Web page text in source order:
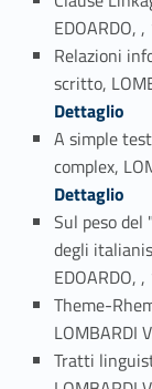
EDOARDO,
Relazioni
scritto,
Dettaglio
A simple
complex,
Dettaglio
Sul peso
degli
EDOARDO,
Theme-
LOMBARDI
Tratti